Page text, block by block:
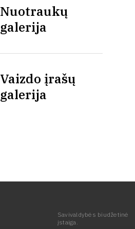
Nuotraukų
galerija
Vaizdo įrašų
galerija
Savivaldybės biudžetinė
įstaiga.